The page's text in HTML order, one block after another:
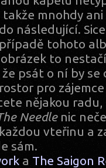
takže mnohdy
následující.
tohoto
to
psát o ní by se
pro
nějakou
Needlenic
vteřinu a
sám.
a The Saigon